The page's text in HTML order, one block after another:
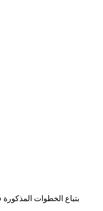
بتباع الخطوات